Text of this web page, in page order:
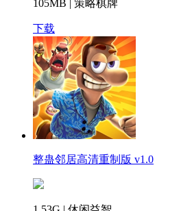
105MB | 策略棋牌
下载
整蛊邻居高清重制版 v1.0